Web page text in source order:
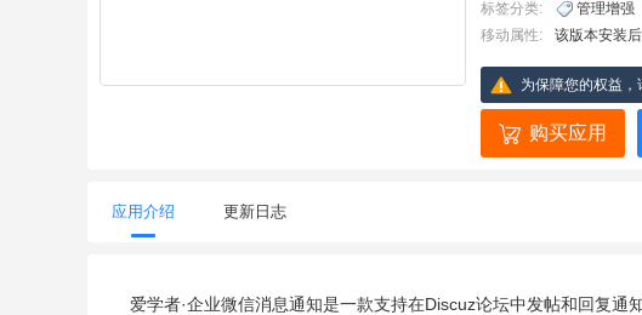
标签分类:
管理增强
移动属性:
该版本安装
为保障您的权益，
购买应用
应用介绍 更新日志
爱学者·企业微信消息通知是一款支持在Discuz论坛中发帖和回复通